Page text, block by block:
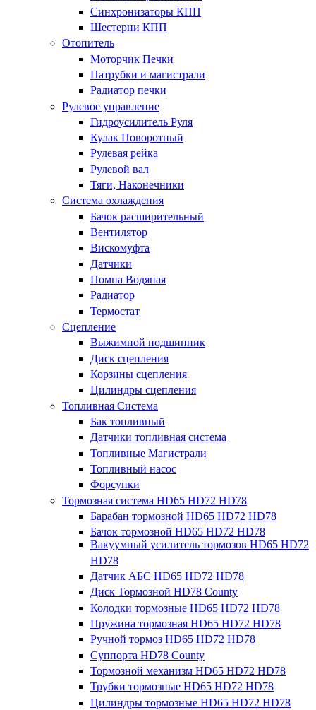
Синхронизаторы КПП
Шестерни КПП
Отопитель
Моторчик Печки
Патрубки и магистрали
Радиатор печки
Рулевое управление
Гидроусилитель Руля
Кулак Поворотный
Рулевая рейка
Рулевой вал
Тяги, Наконечники
Система охлаждения
Бачок расширительный
Вентилятор
Вискомуфта
Датчики
Помпа Водяная
Радиатор
Термостат
Сцепление
Выжимной подшипник
Диск сцепления
Корзины сцепления
Цилиндры сцепления
Топливная Система
Бак топливный
Датчики топливная система
Топливные Магистрали
Топливный насос
Форсунки
Тормозная система HD65 HD72 HD78
Барабан тормозной HD65 HD72 HD78
Бачок тормозной HD65 HD72 HD78
Вакуумный усилитель тормозов HD65 HD72
HD78
Датчик АБС HD65 HD72 HD78
Диск Тормозной HD78 County
Колодки тормозные HD65 HD72 HD78
Пружина тормозная HD65 HD72 HD78
Ручной тормоз HD65 HD72 HD78
Суппорта HD78 County
Тормозной механизм HD65 HD72 HD78
Трубки тормозные HD65 HD72 HD78
Цилиндры тормозные HD65 HD72 HD78